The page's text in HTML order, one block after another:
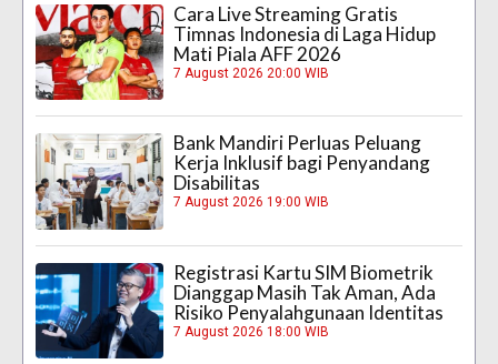
Cara Live Streaming Gratis
Timnas Indonesia di Laga Hidup
Mati Piala AFF 2026
7 August 2026 20:00 WIB
Bank Mandiri Perluas Peluang
Kerja Inklusif bagi Penyandang
Disabilitas
7 August 2026 19:00 WIB
Registrasi Kartu SIM Biometrik
Dianggap Masih Tak Aman, Ada
Risiko Penyalahgunaan Identitas
7 August 2026 18:00 WIB